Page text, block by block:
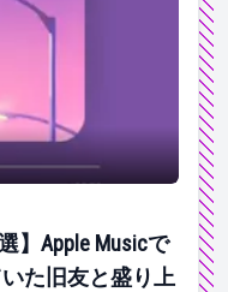
Musicで同じプレ
】Apple Musicで
た旧友と盛り上